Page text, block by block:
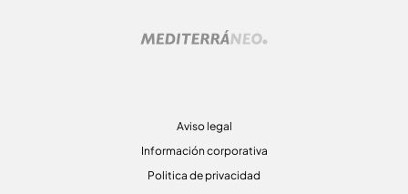
Aviso legal
Información corporativa
Politica de privacidad